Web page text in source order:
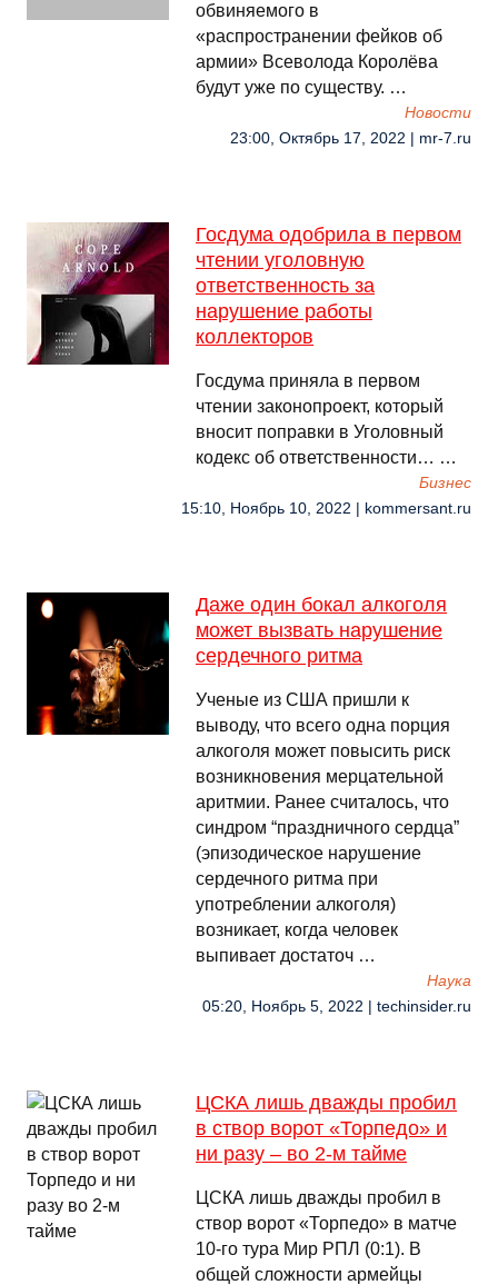
обвиняемого в
«распространении фейков об
армии» Всеволода Королёва
будут уже по существу. …
Новости
23:00, Октябрь 17, 2022 | mr-7.ru
Госдума одобрила в первом
чтении уголовную
ответственность за
нарушение работы
коллекторов
Госдума приняла в первом
чтении законопроект, который
вносит поправки в Уголовный
кодекс об ответственности… …
Бизнес
15:10, Ноябрь 10, 2022 | kommersant.ru
Даже один бокал алкоголя
может вызвать нарушение
сердечного ритма
Ученые из США пришли к
выводу, что всего одна порция
алкоголя может повысить риск
возникновения мерцательной
аритмии. Ранее считалось, что
синдром “праздничного сердца”
(эпизодическое нарушение
сердечного ритма при
употреблении алкоголя)
возникает, когда человек
выпивает достаточ …
Наука
05:20, Ноябрь 5, 2022 | techinsider.ru
ЦСКА лишь дважды пробил
в створ ворот «Торпедо» и
ни разу – во 2-м тайме
ЦСКА лишь дважды пробил в
створ ворот «Торпедо» в матче
10-го тура Мир РПЛ (0:1). В
общей сложности армейцы